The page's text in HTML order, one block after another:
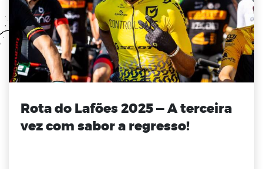
Rota do Lafões 2025 — A terceira
vez com sabor a regresso!